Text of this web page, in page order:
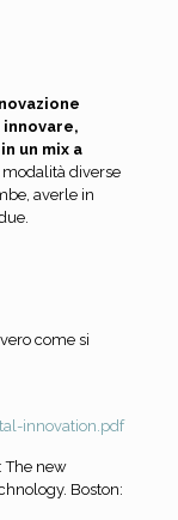
un mix a
diverse
averle in
come si
innovation.pdf
The new
Boston: